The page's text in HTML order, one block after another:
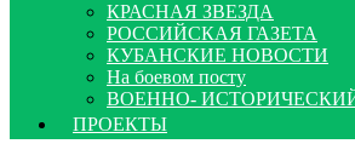
КРАСНАЯ ЗВЕЗДА
РОССИЙСКАЯ ГАЗЕТА
КУБАНСКИЕ НОВОСТИ
На боевом посту
ВОЕННО-
ПРОЕКТЫ